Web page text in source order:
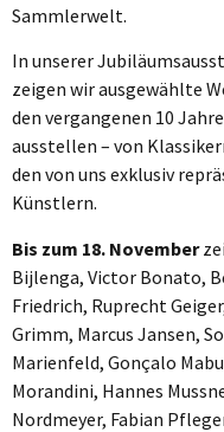
Sammlerwelt.
In unserer
zeigen wir ausgewählte
den vergangenen 10
ausstellen – von
den von uns exklusiv
Künstlern.
Bis zum 18. November
Bijlenga, Victor Bonato,
Friedrich, Ruprecht
Grimm, Marcus Jansen,
Marienfeld, Gonçalo
Morandini, Hannes
Nordmeyer, Fabian